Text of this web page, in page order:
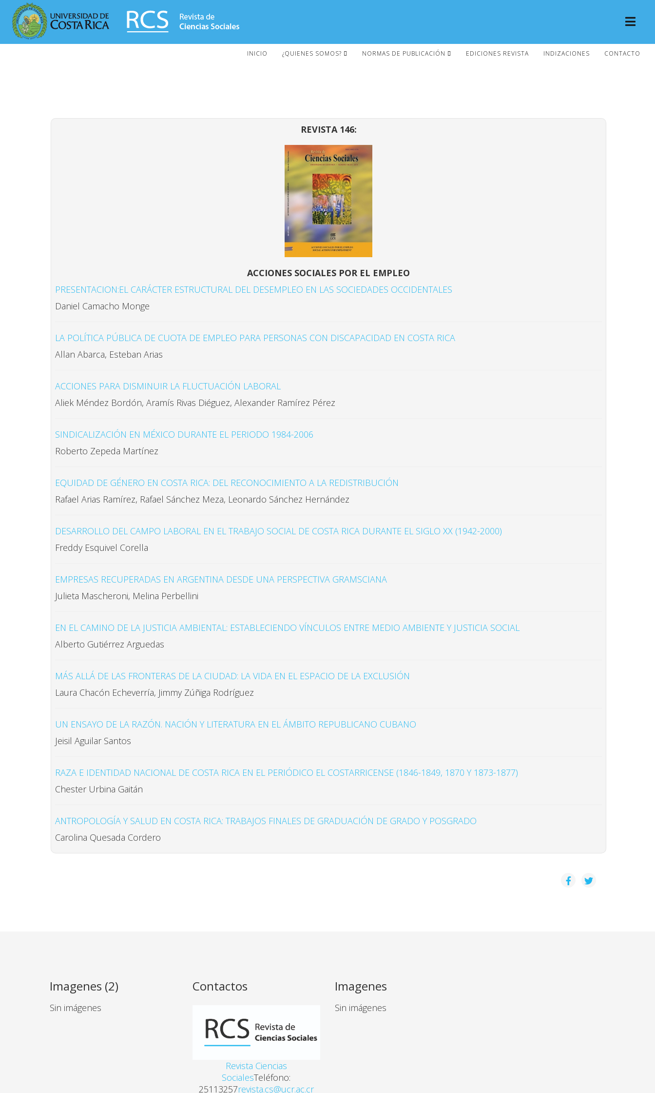
INICIO ¿QUIENES SOMOS? NORMAS DE PUBLICACIÓN EDICIONES REVISTA INDIZACIONES CONTACTO
REVISTA 146:
ACCIONES SOCIALES POR EL EMPLEO
PRESENTACION:EL CARÁCTER ESTRUCTURAL DEL DESEMPLEO EN LAS SOCIEDADES OCCIDENTALES
Daniel Camacho Monge
LA POLÍTICA PÚBLICA DE CUOTA DE EMPLEO PARA PERSONAS CON DISCAPACIDAD EN COSTA RICA
Allan Abarca, Esteban Arias
ACCIONES PARA DISMINUIR LA FLUCTUACIÓN LABORAL
Aliek Méndez Bordón, Aramís Rivas Diéguez, Alexander Ramírez Pérez
SINDICALIZACIÓN EN MÉXICO DURANTE EL PERIODO 1984-2006
Roberto Zepeda Martínez
EQUIDAD DE GÉNERO EN COSTA RICA: DEL RECONOCIMIENTO A LA REDISTRIBUCIÓN
Rafael Arias Ramírez, Rafael Sánchez Meza, Leonardo Sánchez Hernández
DESARROLLO DEL CAMPO LABORAL EN EL TRABAJO SOCIAL DE COSTA RICA DURANTE EL SIGLO XX (1942-2000)
Freddy Esquivel Corella
EMPRESAS RECUPERADAS EN ARGENTINA DESDE UNA PERSPECTIVA GRAMSCIANA
Julieta Mascheroni, Melina Perbellini
EN EL CAMINO DE LA JUSTICIA AMBIENTAL: ESTABLECIENDO VÍNCULOS ENTRE MEDIO AMBIENTE Y JUSTICIA SOCIAL
Alberto Gutiérrez Arguedas
MÁS ALLÁ DE LAS FRONTERAS DE LA CIUDAD: LA VIDA EN EL ESPACIO DE LA EXCLUSIÓN
Laura Chacón Echeverría, Jimmy Zúñiga Rodríguez
UN ENSAYO DE LA RAZÓN. NACIÓN Y LITERATURA EN EL ÁMBITO REPUBLICANO CUBANO
Jeisil Aguilar Santos
RAZA E IDENTIDAD NACIONAL DE COSTA RICA EN EL PERIÓDICO EL COSTARRICENSE (1846-1849, 1870 Y 1873-1877)
Chester Urbina Gaitán
ANTROPOLOGÍA Y SALUD EN COSTA RICA: TRABAJOS FINALES DE GRADUACIÓN DE GRADO Y POSGRADO
Carolina Quesada Cordero
Imagenes (2)
Sin imágenes
Contactos
Revista Ciencias
SocialesTeléfono:
25113257revista.cs@ucr.ac.cr
Imagenes
Sin imágenes